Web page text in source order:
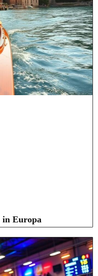
in Europa